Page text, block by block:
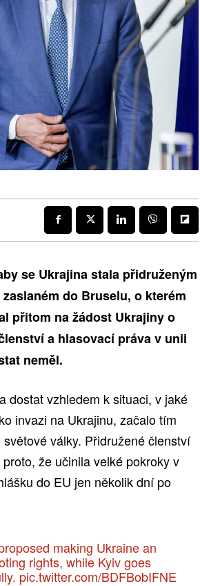
se Ukrajina stala přidruženým
do Bruselu, o kterém
přitom na žádost Ukrajiny o
a hlasovací práva v unii
neměl.
dostat vzhledem k situaci, v jaké
invazi na Ukrajinu, začalo tím
války. Přidružené členství
že učinila velké pokroky v
do EU jen několik dní po
making Ukraine an
rights, while Kyiv goes
pic.twitter.com/BDFBobIFNE